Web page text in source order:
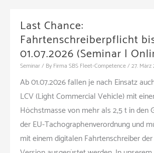
Aufsichtsbehörden
in
Hanau
(Seminar
Hanau)
Last Chance:
Fahrtenschreiberpflicht
01.07.2026 (Seminar |
Seminar/ By Firma SBS Fleet-Competence/27. März
Ab 01.07.2026 fallen je nach Einsatz
LCV (Light Commercial Vehicle) mit
Höchstmasse von mehr als 2,5 t in den
der EU-Tachographenverordnung und
mit einem digitalen Fahrtenschreiber